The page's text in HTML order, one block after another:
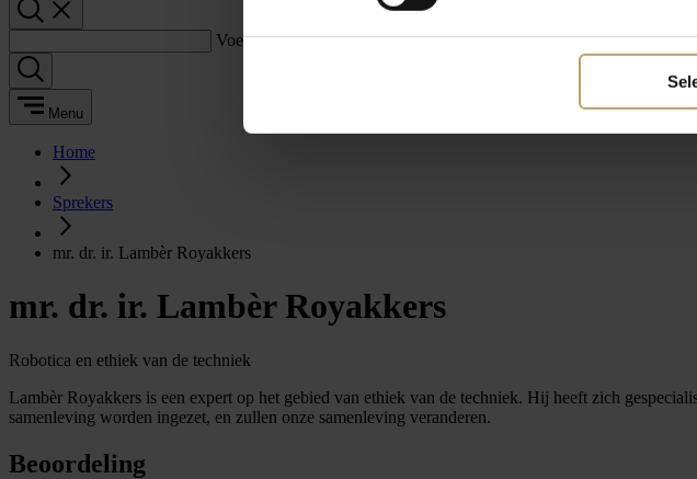
Voer een zoekterm in:
Menu
Home
Sprekers
mr. dr. ir. Lambèr Royakkers
mr. dr. ir. Lambèr Royakkers
Robotica en ethiek van de techniek
Lambèr Royakkers is een expert op het gebied van ethiek van de techniek. Hij heeft zich
samenleving worden ingezet, en zullen onze samenleving veranderen.
Beoordeling